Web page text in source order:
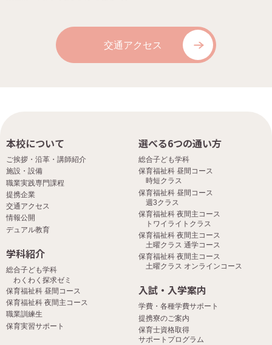
交通アクセス
本校について
ご挨拶・沿革・講師紹介
施設・設備
職業実践専門課程
提携企業
交通アクセス
情報公開
デュアル教育
選べる6つの通い方
総合子ども学科
保育福祉科 昼間コース
時短クラス
保育福祉科 昼間コース
週3クラス
保育福祉科 夜間主コース
トワイライトクラス
保育福祉科 夜間主コース
土曜クラス 通学コース
保育福祉科 夜間主コース
土曜クラス オンラインコース
学科紹介
総合子ども学科
わくわく探求ゼミ
保育福祉科 昼間コース
保育福祉科 夜間主コース
職業訓練生
保育実習サポート
入試・入学案内
学費・各種学費サポート
提携寮のご案内
保育士資格取得
サポートプログラム